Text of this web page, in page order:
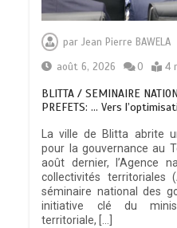
parJean Pierre BAWELA
août 6, 2026
0 4
BLITTA / SEMINAIRE
PREFETS: … Vers
La ville de Blitta abrite
pour la gouvernance au
août dernier, l’Agence
collectivités territoriales
séminaire national des
initiative clé du
territoriale, […]